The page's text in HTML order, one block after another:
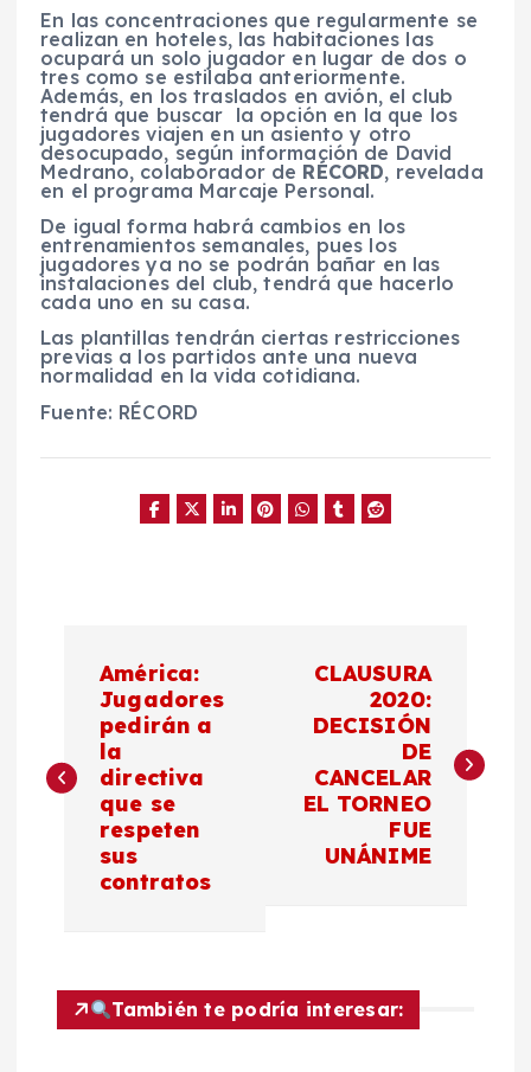
En las concentraciones que regularmente se
realizan en hoteles, las habitaciones las
ocupará un solo jugador en lugar de dos o
tres como se estilaba anteriormente.
Además, en los traslados en avión, el club
tendrá que buscar la opción en la que los
jugadores viajen en un asiento y otro
desocupado, según información de David
Medrano, colaborador de RÉCORD, revelada
en el programa Marcaje Personal.
De igual forma habrá cambios en los
entrenamientos semanales, pues los
jugadores ya no se podrán bañar en las
instalaciones del club, tendrá que hacerlo
cada uno en su casa.
Las plantillas tendrán ciertas restricciones
previas a los partidos ante una nueva
normalidad en la vida cotidiana.
Fuente: RÉCORD
v
c
América:
Jugadores
pedirán a
la
directiva
que se
respeten
sus
contratos
CLAUSURA
2020:
DECISIÓN
DE
CANCELAR
EL TORNEO
FUE
UNÁNIME
También te podría interesar: